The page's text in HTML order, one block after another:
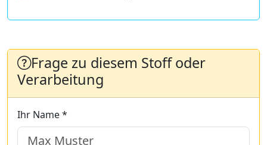
Frage zu diesem Stoff oder
Verarbeitung
Ihr Name *